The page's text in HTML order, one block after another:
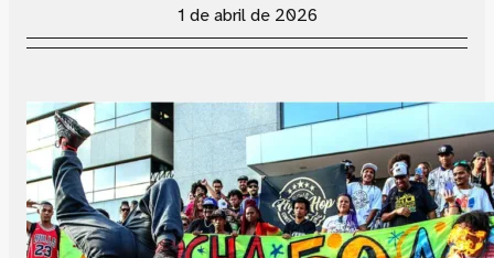
1 de abril de 2026